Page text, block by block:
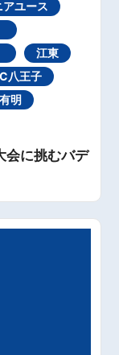
ユース
江東
八王子
有明
会に挑むバデ